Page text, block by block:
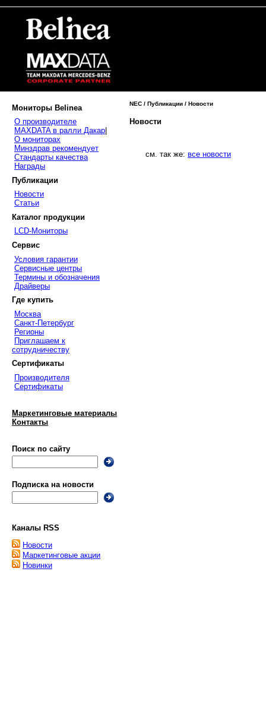
Мониторы Belinea
О производителе
MAXDATA в ралли Дакар
О мониторах
Минздрав рекомендует
Стандарты качества
Награды
Публикации
Новости
Статьи
Каталог продукции
LCD-Мониторы
Сервис
Условия гарантии
Сервисные центры
Термины и обозначения
Драйверы
Где купить
Москва
Санкт-Петербург
Регионы
Приглашаем к
сотрудничеству
Сертификаты
Производителя
Сертификаты
Маркетинговые материалы
Контакты
Поиск по сайту
Подписка на новости
Каналы RSS
Новости
Маркетинговые акции
Новинки
NEC / Публикации / Новости
Новости
см. так же: все новости